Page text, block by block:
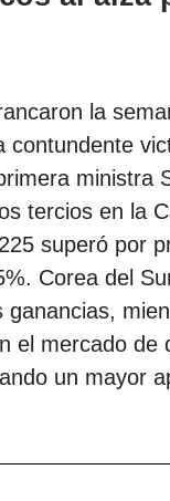
la
contundente
ministra
tercios en la
superó por
Corea del
el mercado de
un mayor